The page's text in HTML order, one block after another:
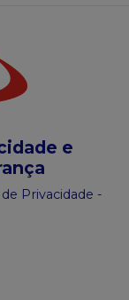
e
Privacidade -